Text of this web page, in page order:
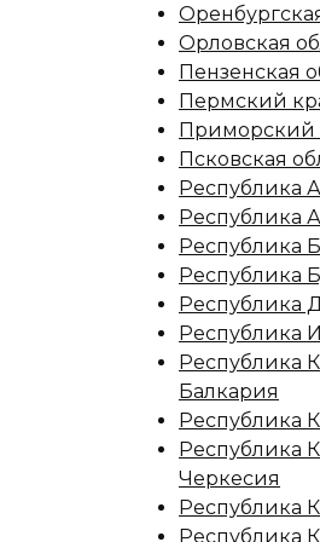
Орловская
Пензенская
Пермский
Приморский
Псковская
Республика
Республика
Республика
Республика
Республика
Республика
Республика
Балкария
Республика
Республика
Черкесия
Республика
Республика